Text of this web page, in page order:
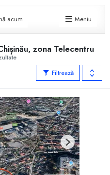
acum Meniu
zona Telecentru
Filtrează
Next